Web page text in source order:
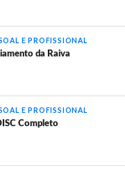
E PROFISSIONAL
da Raiva
E PROFISSIONAL
Completo